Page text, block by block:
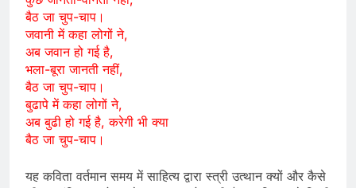
बैठ जा चुप-चाप।
जवानी में कहा लोगों ने,
अब जवान हो गई है,
भला-बूरा जानती नहीं,
बैठ जा चुप-चाप।
बुढापे में कहा लोगों ने,
अब बुढी हो गई है, करेगी भी क्या
बैठ जा चुप-चाप।
यह कविता वर्तमान समय में साहित्य द्वारा स्त्री उत्थान क्यों और कैसे